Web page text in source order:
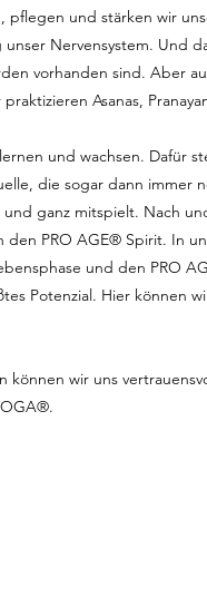
pflegen und stärken wir
Nervensystem. Und
vorhanden sind. Aber
Asanas,
und wachsen. Dafür
die sogar dann immer
ganz mitspielt. Nach
PRO AGE® Spirit. In
und den PRO
Potenzial. Hier können
können wir uns